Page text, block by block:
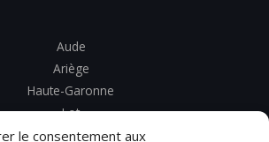
le consentement aux
Aude
Ariège
Haute-Garonne
Lot
Tarn